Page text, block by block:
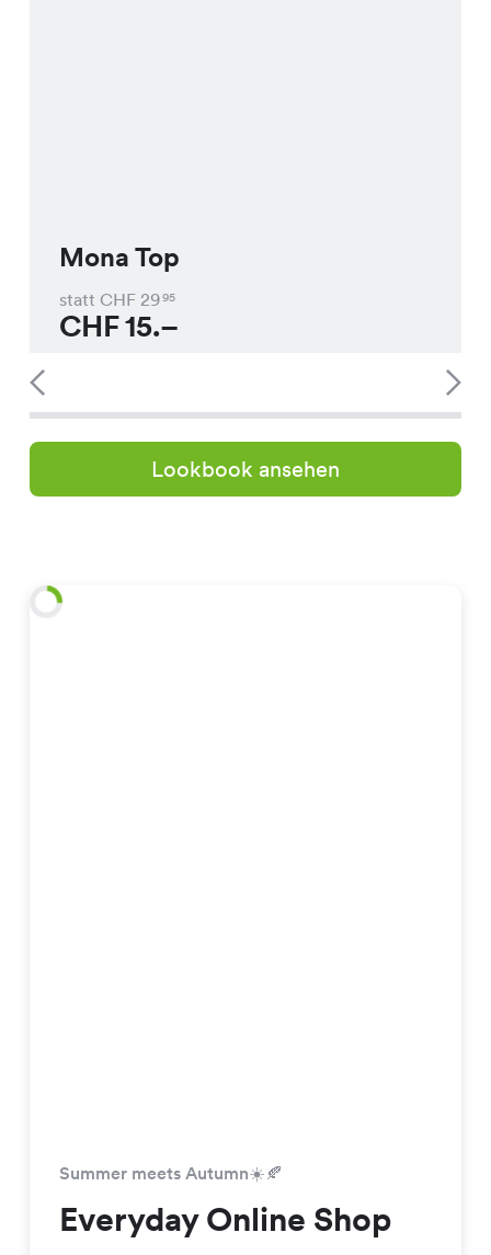
Mona Top
statt CHF 2995
CHF15.–
Lookbook ansehen
Summer meets Autumn☀️🍂
Everyday Online Shop